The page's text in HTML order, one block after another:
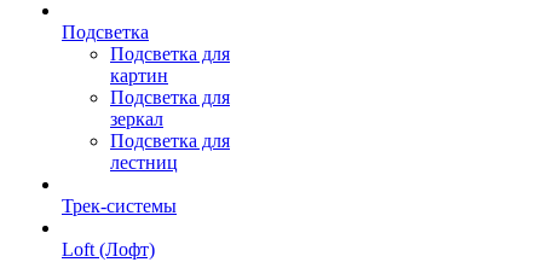
Подсветка
Подсветка для
картин
Подсветка для
зеркал
Подсветка для
лестниц
Трек-системы
Loft (Лофт)